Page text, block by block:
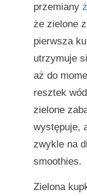
przemiany
że zielone
pierwsza
utrzymuje
aż do
resztek
zielone
występuje,
zwykle na
smoothies.
Zielona